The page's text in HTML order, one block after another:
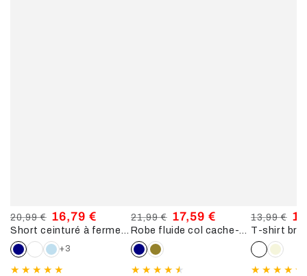
Prix
normal
20,99 €
Prix
de
vente
16,79 €
+3
Prix
normal
21,99 €
Prix
17,59 €
Prix
normal
13,99 €